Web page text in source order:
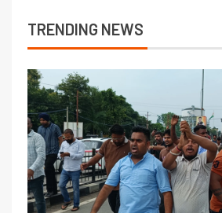
TRENDING NEWS